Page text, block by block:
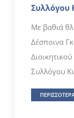
Συλλόγου
Με βαθιά
Δέσποινα
Συλλόγου